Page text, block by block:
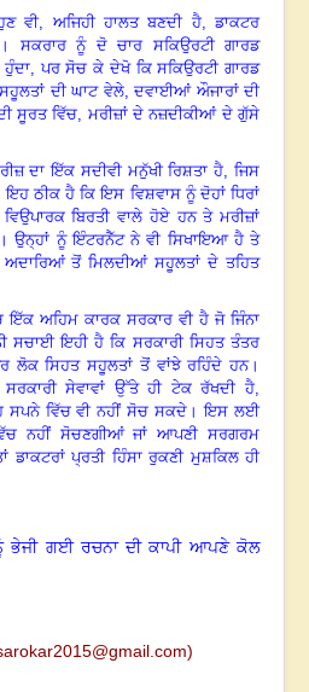
ਵੀ, ਅਜਿਹੀ ਹਾਲਤ ਬਣਦੀ ਹੈ, ਡਾਕਟਰ
। ਸਕਰਾਰ ਨੂੰ ਦੋ ਚਾਰ ਸਕਿਉਰਟੀ ਗਾਰਡ
, ਪਰ ਸੋਚ ਕੇ ਦੇਖੋ ਕਿ ਸਕਿਉਰਟੀ ਗਾਰਡ
ਦੀ ਘਾਟ ਵੇਲੇ, ਦਵਾਈਆਂ ਔਜਾਰਾਂ ਦੀ
ਸੂਰਤ ਵਿੱਚ, ਮਰੀਜ਼ਾਂ ਦੇ ਨਜ਼ਦੀਕੀਆਂ ਦੇ ਗੁੱਸੇ
ਦਾ ਇੱਕ ਸਦੀਵੀ ਮਨੁੱਖੀ ਰਿਸ਼ਤਾ ਹੈ, ਜਿਸ
ਇਹ ਠੀਕ ਹੈ ਕਿ ਇਸ ਵਿਸ਼ਵਾਸ ਨੂੰ ਦੋਹਾਂ ਧਿਰਾਂ
ਬਿਰਤੀ ਵਾਲੇ ਹੋਏ ਹਨ ਤੇ ਮਰੀਜ਼ਾਂ
ਉਨ੍ਹਾਂ ਨੂੰ ਇੰਟਰਨੈੱਟ ਨੇ ਵੀ ਸਿਖਾਇਆ ਹੈ ਤੇ
ਤੋਂ ਮਿਲਦੀਆਂ ਸਹੂਲਤਾਂ ਦੇ ਤਹਿਤ
ਇੱਕ ਅਹਿਮ ਕਾਰਕ ਸਰਕਾਰ ਵੀ ਹੈ ਜੋ ਜਿੰਨਾ
ਸਚਾਈ ਇਹੀ ਹੈ ਕਿ ਸਰਕਾਰੀ ਸਿਹਤ ਤੰਤਰ
ਸਿਹਤ ਸਹੂਲਤਾਂ ਤੋਂ ਵਾਂਝੇ ਰਹਿੰਦੇ ਹਨ।
ਸਰਕਾਰੀ ਸੇਵਾਵਾਂ ਉੱਤੇ ਹੀ ਟੇਕ ਰੱਖਦੀ ਹੈ,
ਸਪਨੇ ਵਿੱਚ ਵੀ ਨਹੀਂ ਸੋਚ ਸਕਦੇ ।ਇਸ ਲਈ
ਨਹੀਂ ਸੋਚਣਗੀਆਂ ਜਾਂ ਆਪਣੀ ਸਰਗਰਮ
ਡਾਕਟਰਾਂ ਪ੍ਰਤੀ ਹਿੰਸਾ ਰੁਕਣੀ ਮੁਸ਼ਕਿਲ ਹੀ
ਭੇਜੀ ਗਈ ਰਚਨਾ ਦੀ ਕਾਪੀ ਆਪਣੇ ਕੋਲ
om)